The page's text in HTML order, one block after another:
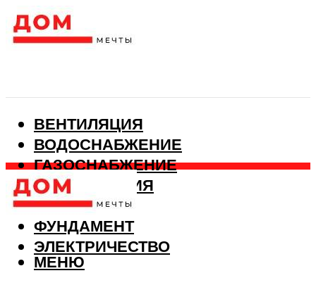
ВЕНТИЛЯЦИЯ
ВОДОСНАБЖЕНИЕ
ГАЗОСНАБЖЕНИЕ
КАНАЛИЗАЦИЯ
ОТОПЛЕНИЕ
ФУНДАМЕНТ
ЭЛЕКТРИЧЕСТВО
МЕНЮ